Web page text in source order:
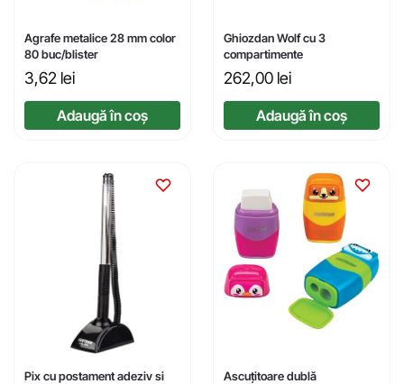
Agrafe metalice 28 mm color
80 buc/blister
3,62 lei
Adaugă în coș
Ghiozdan Wolf cu 3
compartimente
262,00 lei
Adaugă în coș
Pix cu postament adeziv si
Ascuțitoare dublă